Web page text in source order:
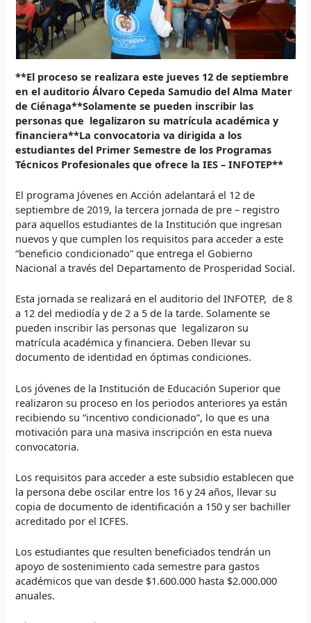
**El proceso se realizara este jueves 12 de septiembre
en el auditorio Álvaro Cepeda Samudio del Alma Mater
de Ciénaga**Solamente se pueden inscribir las
personas que legalizaron su matrícula académica y
financiera**La convocatoria va dirigida a los
estudiantes del Primer Semestre de los Programas
Técnicos Profesionales que ofrece la IES – INFOTEP**
El programa Jóvenes en Acción adelantará el 12 de
septiembre de 2019, la tercera jornada de pre – registro
para aquellos estudiantes de la Institución que ingresan
nuevos y que cumplen los requisitos para acceder a este
“beneficio condicionado” que entrega el Gobierno
Nacional a través del Departamento de Prosperidad Social.
Esta jornada se realizará en el auditorio del INFOTEP, de 8
a 12 del mediodía y de 2 a 5 de la tarde. Solamente se
pueden inscribir las personas que legalizaron su
matrícula académica y financiera. Deben llevar su
documento de identidad en óptimas condiciones.
Los jóvenes de la Institución de Educación Superior que
realizaron su proceso en los periodos anteriores ya están
recibiendo su “incentivo condicionado”, lo que es una
motivación para una masiva inscripción en esta nueva
convocatoria.
Los requisitos para acceder a este subsidio establecen que
la persona debe oscilar entre los 16 y 24 años, llevar su
copia de documento de identificación a 150 y ser bachiller
acreditado por el ICFES.
Los estudiantes que resulten beneficiados tendrán un
apoyo de sostenimiento cada semestre para gastos
académicos que van desde $1.600.000 hasta $2.000.000
anuales.